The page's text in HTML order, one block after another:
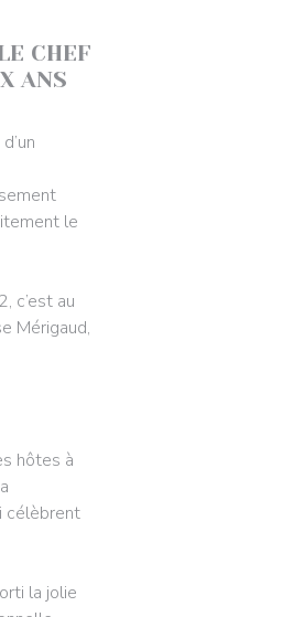
CHEF
ANS
le
c’est au
Mérigaud,
hôtes à
célèbrent
la jolie